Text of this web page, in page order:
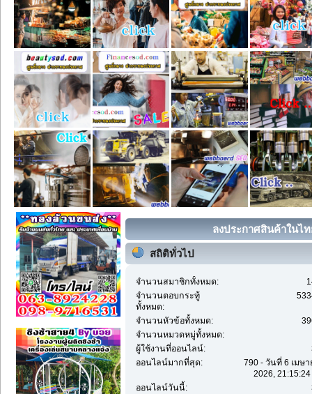
ลงประกาศสินค้าในไ
สถิติทั่วไป
จำนวนสมาชิกทั้งหมด:
จำนวนตอบกระทู้
ทั้งหมด:
จำนวนหัวข้อทั้งหมด:
จำนวนหมวดหมู่ทั้งหมด:
ผู้ใช้งานที่ออนไลน์:
ออนไลน์มากที่สุด:
790 - วันที่ 6 เมษ
2026,
ออนไลน์วันนี้: